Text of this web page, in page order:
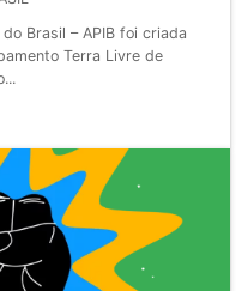
Brasil – APIB foi criada
Terra Livre de